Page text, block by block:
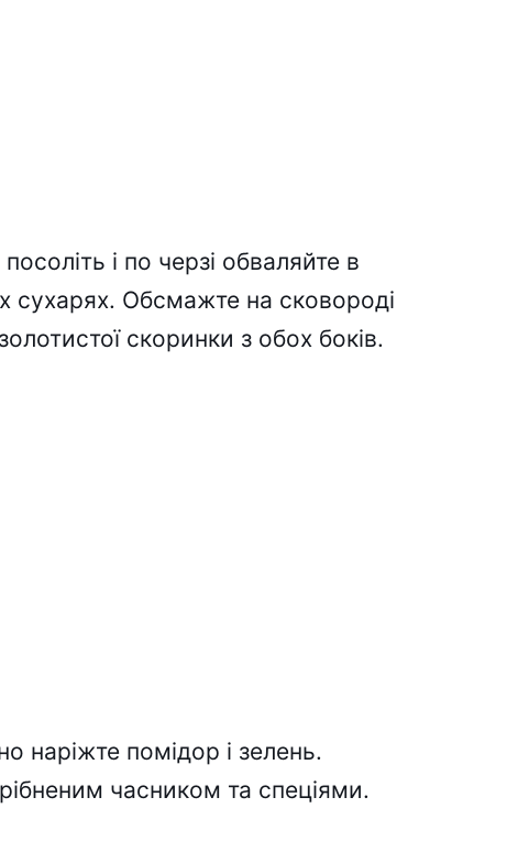
і по черзі обваляйте в
сухарях. Обсмажте на сковороді
скоринки з обох боків.
наріжте помідор і зелень.
часником та спеціями.